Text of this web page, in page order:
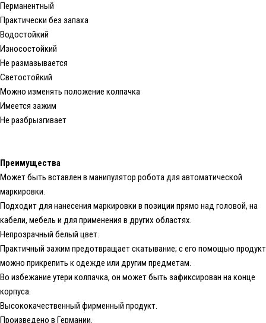
Перманентный
Практически без запаха
Водостойкий
Износостойкий
Не размазывается
Светостойкий
Можно изменять положение колпачка
Имеется зажим
Не разбрызгивает
Преимущества
Может быть вставлен в манипулятор робота для автоматической
маркировки.
Подходит для нанесения маркировки в позиции прямо над головой, на
кабели, мебель и для применения в других областях.
Непрозрачный белый цвет.
Практичный зажим предотвращает скатывание; с его помощью продукт
можно прикрепить к одежде или другим предметам.
Во избежание утери колпачка, он может быть зафиксирован на конце
корпуса.
Высококачественный фирменный продукт.
Произведено в Германии.